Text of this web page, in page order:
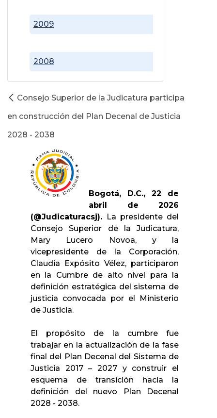
2008
2009
Consejo Superior de la Judicatura participa
en construcción del Plan Decenal de Justicia
2028 - 2038
Bogotá, D.C., 22 de
abril de 2026
(@Judicaturacsj). La presidente del
Consejo Superior de la Judicatura,
Mary Lucero Novoa, y la
vicepresidente de la Corporación,
Claudia Expósito Vélez, participaron
en la Cumbre de alto nivel para la
definición estratégica del sistema de
justicia convocada por el Ministerio
de Justicia.
El propósito de la cumbre fue
trabajar en la actualización de la fase
final del Plan Decenal del Sistema de
Justicia 2017 – 2027 y construir el
esquema de transición hacia la
definición del nuevo Plan Decenal
2028 - 2038.